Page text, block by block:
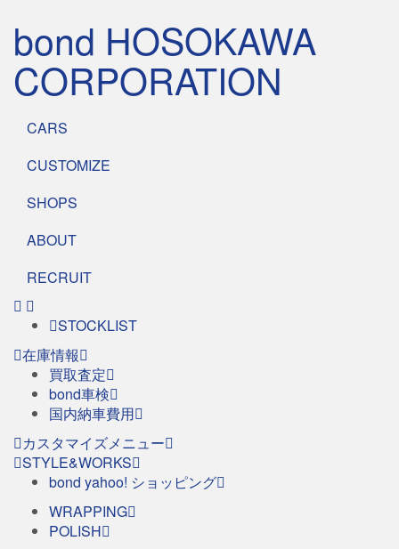
bond HOSOKAWA
CORPORATION
CARS
CUSTOMIZE
SHOPS
ABOUT
RECRUIT
STOCKLIST
在庫情報
買取査定
bond車検
国内納車費用
カスタマイズメニュー
STYLE&WORKS
bond yahoo! ショッピング
WRAPPING
POLISH